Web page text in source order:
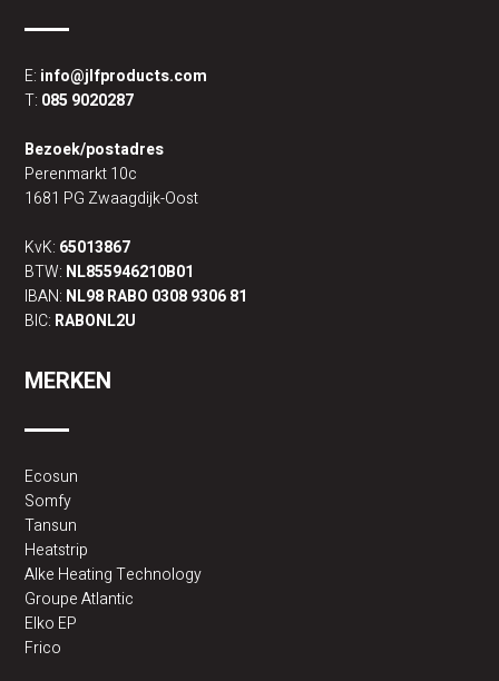
E: info@jlfproducts.com
T: 085 9020287
Bezoek/postadres
Perenmarkt 10c
1681 PG Zwaagdijk-Oost
KvK: 65013867
BTW: NL855946210B01
IBAN: NL98 RABO 0308 9306 81
BIC: RABONL2U
MERKEN
Ecosun
Somfy
Tansun
Heatstrip
Alke Heating Technology
Groupe Atlantic
Elko EP
Frico